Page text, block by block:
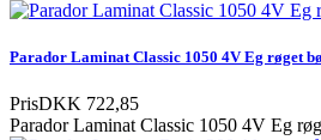
Parador Laminat Classic 1050 4V Eg røget
PrisDKK 722,85
Parador Laminat Classic 1050 4V Eg